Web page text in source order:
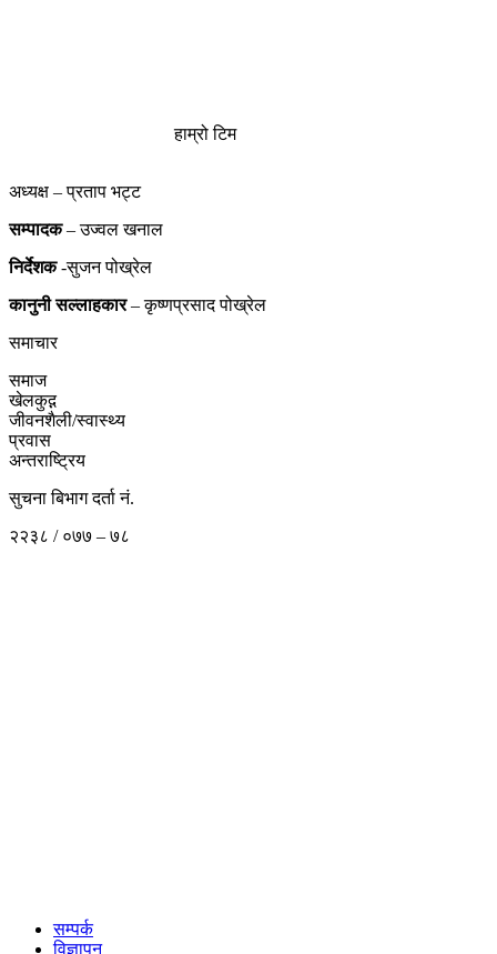
हाम्रो टिम
अध्यक्ष – प्रताप भट्ट
सम्पादक– उज्वल खनाल
निर्देशक-सुजन पोख्रेल
कानुनी सल्लाहकार– कृष्णप्रसाद पोख्रेल
समाचार
समाज
खेलकुद़़
जीवनशैली/स्वास्थ्य
प्रवास
अन्तराष्ट्रिय
सुचना बिभाग दर्ता नं.
२२३८ / ०७७ – ७८
सम्पर्क
विज्ञापन